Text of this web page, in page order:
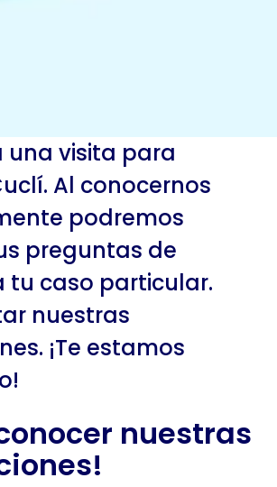
una visita para
Al conocernos
podremos
preguntas de
tu caso particular.
nuestras
¡Te estamos
nuestras